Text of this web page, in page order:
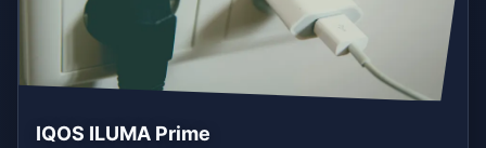
IQOS ILUMA Prime